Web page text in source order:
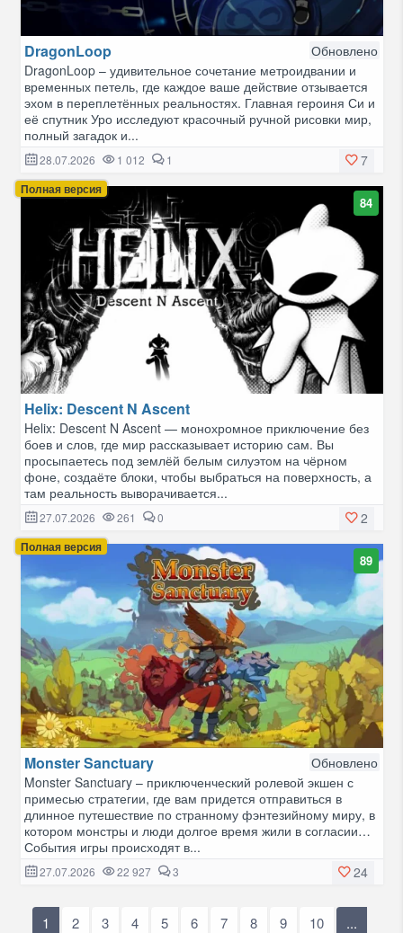
DragonLoop
Обновлено
DragonLoop – удивительное сочетание метроидвании и
временных петель, где каждое ваше действие отзывается
эхом в переплетённых реальностях. Главная героиня Си и
её спутник Уро исследуют красочный ручной рисовки мир,
полный загадок и...
7
28.07.2026 1 012 1
Полная версия
84
Helix: Descent N Ascent
Helix: Descent N Ascent — монохромное приключение без
боев и слов, где мир рассказывает историю сам. Вы
просыпаетесь под землёй белым силуэтом на чёрном
фоне, создаёте блоки, чтобы выбраться на поверхность, а
там реальность выворачивается...
2
27.07.2026 261 0
Полная версия
89
Monster Sanctuary
Обновлено
Monster Sanctuary – приключенческий ролевой экшен с
примесью стратегии, где вам придется отправиться в
длинное путешествие по странному фэнтезийному миру, в
котором монстры и люди долгое время жили в согласии…
События игры происходят в...
24
27.07.2026 22 927 3
1 2 3 4 5 6 7 8 9 10 ...